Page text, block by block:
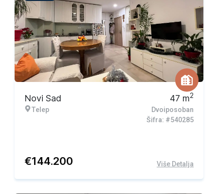
Novi Sad
Telep
47 m2
Dvoiposoban
Šifra: #540285
€144.200 Više Detalja